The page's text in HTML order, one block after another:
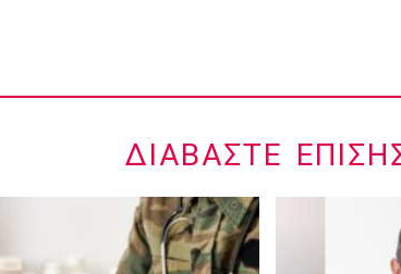
ΔΙΑΒΆΣΤΕ